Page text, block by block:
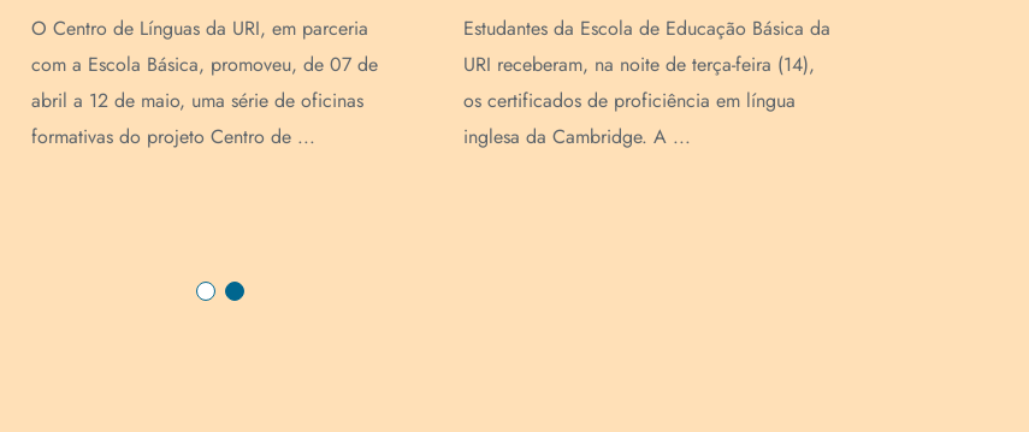
O Centro de Línguas da URI, em parceria
com a Escola Básica, promoveu, de 07 de
abril a 12 de maio, uma série de oficinas
formativas do projeto Centro de ...
Estudantes da Escola de Educação Básica da
URI receberam, na noite de terça-feira (14),
os certificados de proficiência em língua
inglesa da Cambridge. A ...